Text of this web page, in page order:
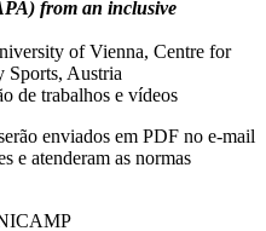
from an inclusive
of Vienna, Centre for
Sports, Austria
de trabalhos e vídeos
enviados em PDF no e-mail
e atenderam as normas